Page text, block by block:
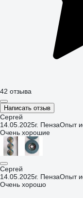
42 отзыва
Написать отзыв
Сергей
14.05.2025г. ПензаОпыт
Очень хорошие
Сергей
14.05.2025г. ПензаОпыт
Очень хорошо